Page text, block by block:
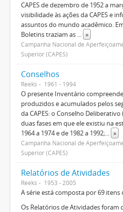
CAPES de dezembro de 1952 a
visibilidade às ações da CAPES e
assuntos do mundo acadêmico.
Boletins traziam as ... »
Campanha Nacional de
Superior (CAPES)
Conselhos
Reeks 1961 - 1994
O presente Inventário
produzidos e acumulados pelos
da CAPES: o Conselho
duas fases em que ele existiu na
1964 a 1974 e de 1982 a 1992;... »
Campanha Nacional de
Superior (CAPES)
Relatórios de Atividades
Reeks 1953 - 2005
A série está composta por 69
Os Relatórios de Atividades